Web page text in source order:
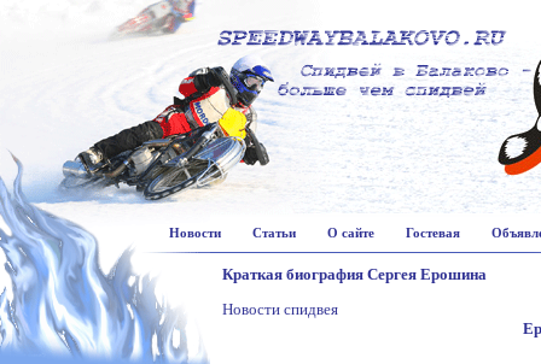
Новости Статьи О сайте Гостевая
Краткая биография Сергея Ерошина
Новости спидвея